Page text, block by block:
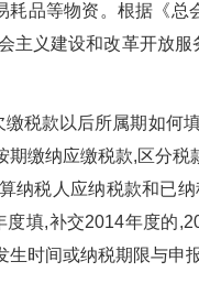
品等物资。根据《
主义建设和改革开放
税款以后所属期如何
缴纳应缴税款,区分
纳税人应纳税款和已
填,补交2014年度的
时间或纳税期限与申